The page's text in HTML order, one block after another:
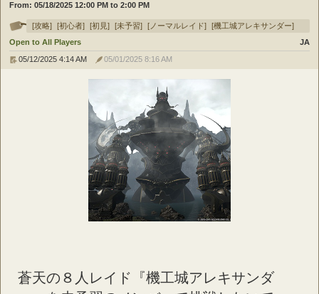
From: 05/18/2025 12:00 PMto 2:00 PM
[攻略] [初心者] [初見] [未予習] [ノーマルレイド]
[機工城アレキサンダー]
Open to All Players
JA
05/12/2025 4:14 AM
05/01/2025 8:16 AM
蒼天の８人レイド『機工城アレキサンダ